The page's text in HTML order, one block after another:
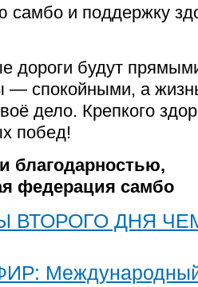
самбо и поддержку
дороги будут
— спокойными, а
дело. Крепкого
побед!
благодарностью,
федерация самбо
ВТОРОГО ДНЯ
Международный